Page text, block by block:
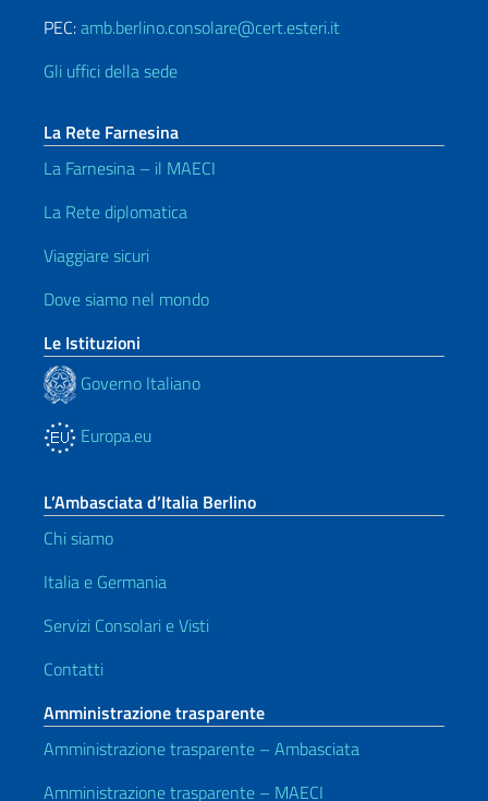
PEC:amb.berlino.consolare@cert.esteri.it
Gli uffici della sede
La Rete Farnesina
La Farnesina – il MAECI
La Rete diplomatica
Viaggiare sicuri
Dove siamo nel mondo
Le Istituzioni
Governo Italiano
Europa.eu
L’Ambasciata d’Italia Berlino
Chi siamo
Italia e Germania
Servizi Consolari e Visti
Contatti
Amministrazione trasparente
Amministrazione trasparente – Ambasciata
Amministrazione trasparente – MAECI